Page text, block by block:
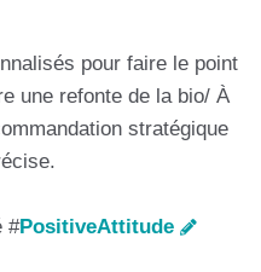
pour faire le point
une refonte de la bio/ À
stratégique
#PositiveAttitude